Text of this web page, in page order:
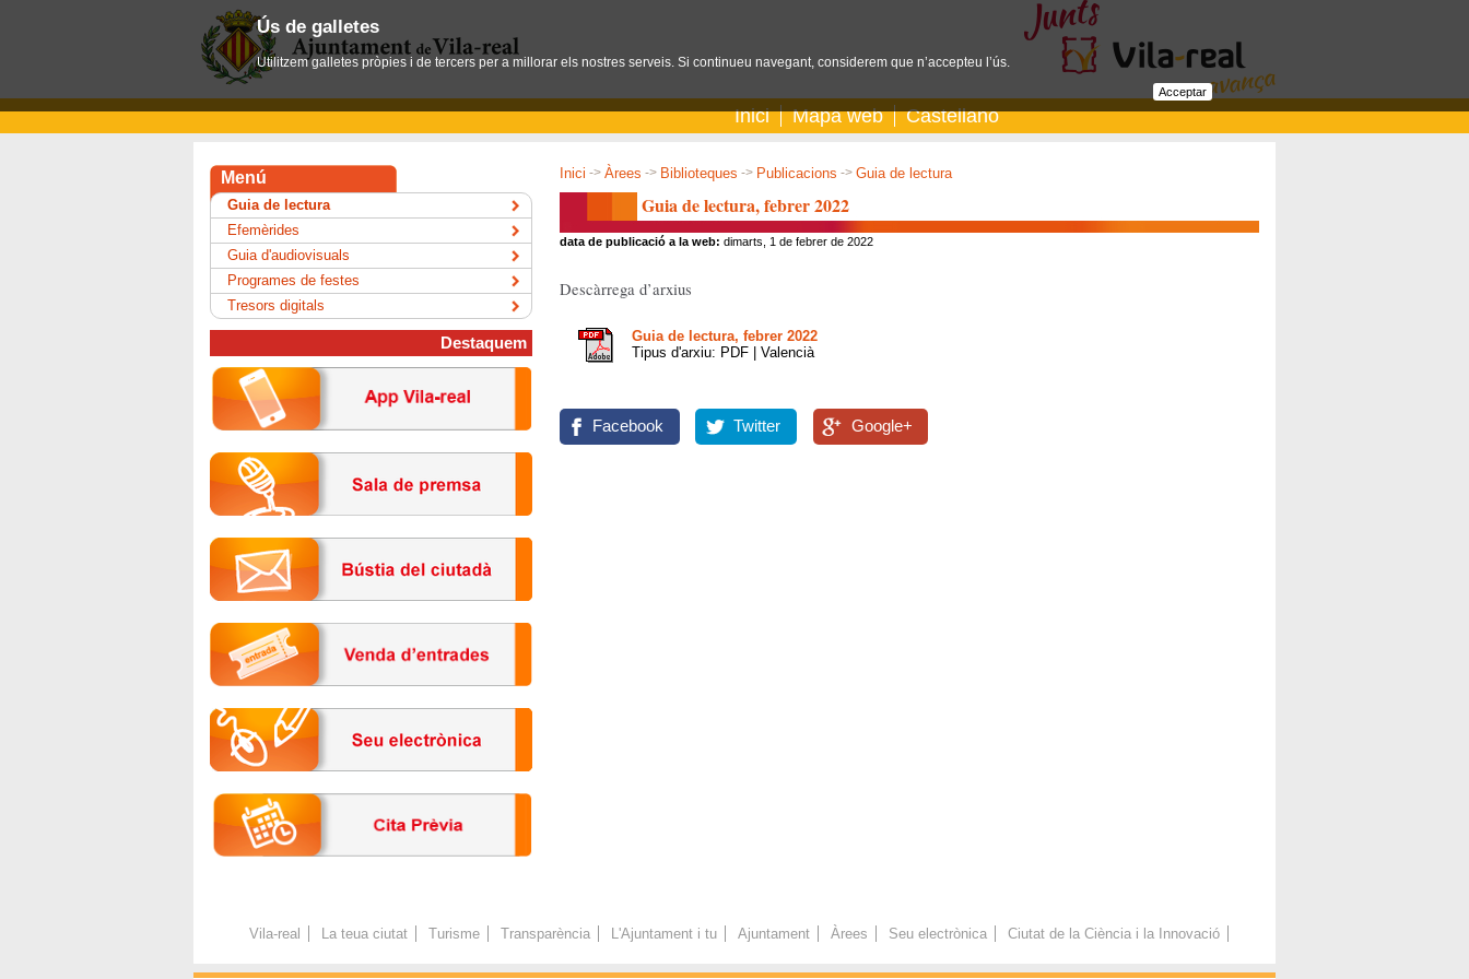
Inici Mapa web Castellano
Inici -> Àrees -> Biblioteques -> Publicacions -> Guia de lectura
Guia de lectura, febrer 2022
data de publicació a la web: dimarts, 1 de febrer de 2022
Descàrrega d’arxius
Guia de lectura, febrer 2022
Tipus d'arxiu: PDF | Valencià
Facebook Twitter Google+
Menú
Guia de lectura
Efemèrides
Guia d'audiovisuals
Programes de festes
Tresors digitals
Destaquem
Vila-real La teua ciutat Turisme Transparència L'Ajuntament i tu Ajuntament Àrees Seu electrònica Ciutat de la Ciència i la Innovació
Ús de galletes
Utilitzem galletes pròpies i de tercers per a millorar els nostres serveis. Si continueu navegant, considerem que n’accepteu l’ús.
Acceptar